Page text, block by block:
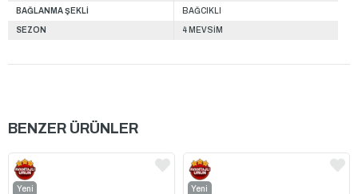
BAĞLANMA ŞEKLİ BAĞCIKLI
SEZON 4 MEVSİM
BENZER ÜRÜNLER
Yeni
Yeni